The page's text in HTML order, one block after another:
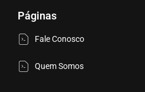
Páginas
Fale Conosco
Quem Somos